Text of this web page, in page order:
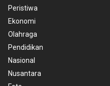
Peristiwa
Ekonomi
Olahraga
Pendidikan
Nasional
Nusantara